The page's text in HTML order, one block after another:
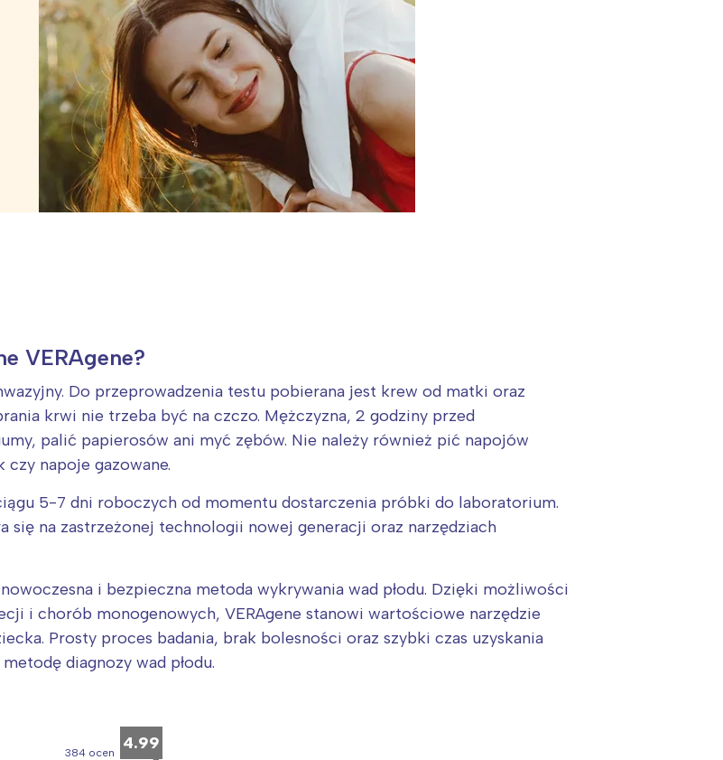
VERAgene?
Do przeprowadzenia testu pobierana jest krew od matki oraz
krwi nie trzeba być na czczo. Mężczyzna, 2 godziny przed
palić papierosów ani myć zębów. Nie należy również pić napojów
napoje gazowane.
5-7 dni roboczych od momentu dostarczenia próbki do laboratorium.
się na zastrzeżonej technologii nowej generacji oraz narzędziach
i bezpieczna metoda wykrywania wad płodu. Dzięki możliwości
i chorób monogenowych, VERAgene stanowi wartościowe narzędzie
Prosty proces badania, brak bolesności oraz szybki czas uzyskania
diagnozy wad płodu.
384 ocen 4.99
Śląsk
Kraków
Południe
Północ
Wszystkie
Wybieram